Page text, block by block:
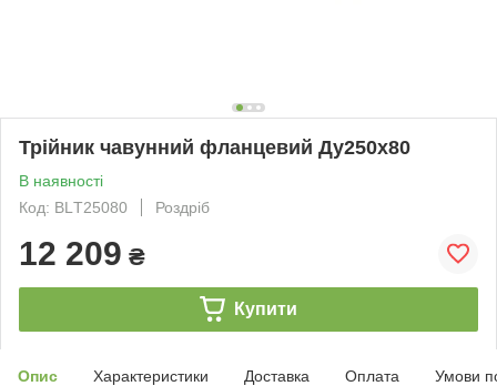
Трійник чавунний фланцевий Ду250х80
В наявності
Код: BLТ25080
Роздріб
12 209 ₴
Купити
Опис Характеристики Доставка Оплата Умови